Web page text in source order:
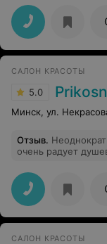
день, о чем сразу
день, ровно
забронировано.
невнимательность
ситуация в этой
САЛОН КРАСОТЫ
5.0
Минск, ул.
Отзыв.
очень радует
косметолога
у Анны и
мастера по
САЛОН КРАСОТЫ